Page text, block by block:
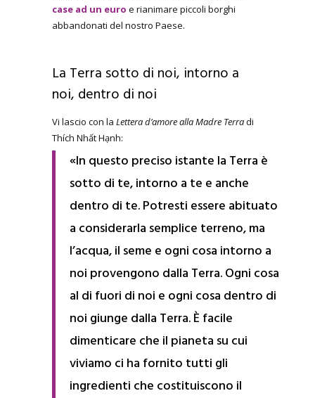
case ad un euro e rianimare piccoli borghi
abbandonati del nostro Paese.
La Terra sotto di noi, intorno a
noi, dentro di noi
Vi lascio con la Lettera d’amore alla Madre Terradi
Thích Nhất Hạnh:
«In questo preciso istante la Terra è
sotto di te, intorno a te e anche
dentro di te. Potresti essere abituato
a considerarla semplice terreno, ma
l’acqua, il seme e ogni cosa intorno a
noi provengono dalla Terra. Ogni cosa
al di fuori di noi e ogni cosa dentro di
noi giunge dalla Terra. È facile
dimenticare che il pianeta su cui
viviamo ci ha fornito tutti gli
ingredienti che costituiscono il